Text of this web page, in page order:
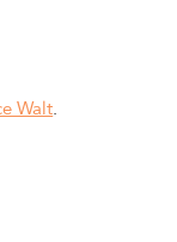
Walt.